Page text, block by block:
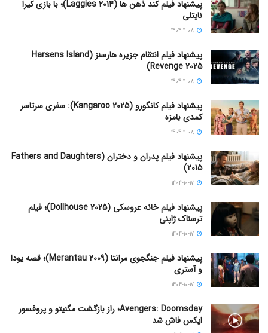
پیشنهاد فیلم کند ذهن ها (Laggies 2014)؛ با بازی کیرا
نایتلی
پیشنهاد فیلم انتقام جزیره هارسنز (Harsens Island
Revenge 2025)
پیشنهاد فیلم کانگورو (Kangaroo 2025): سفری سرتاسر
کمدی بامزه
پیشنهاد فیلم پدران و دختران (Fathers and Daughters
2015)
پیشنهاد فیلم خانه عروسکی (Dollhouse 2025)؛ فیلم
ترسناک ژاپنی
پیشنهاد فیلم جنگجوی مرانتا (Merantau 2009)؛ قصه یودا
و آستری
Avengers: Doomsday؛ راز بازگشت مگنیتو و پروفسور
ایکس فاش شد